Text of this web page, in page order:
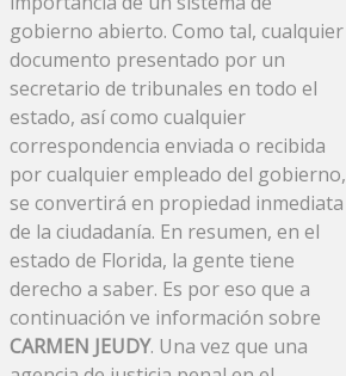
gobierno abierto. Como tal, cualquier
documento presentado por un
secretario de tribunales en todo el
estado, así como cualquier
correspondencia enviada o recibida
por cualquier empleado del gobierno,
se convertirá en propiedad inmediata
de la ciudadanía. En resumen, en el
estado de Florida, la gente tiene
derecho a saber. Es por eso que a
continuación ve información sobre
CARMEN JEUDY. Una vez que una